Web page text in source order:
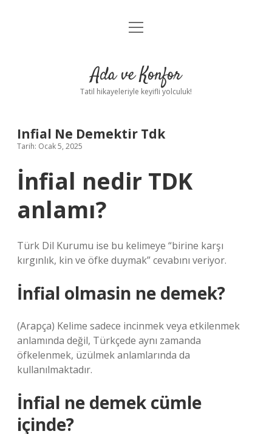
Anasayfa
Yasal Uyarı
menüyü
Ada ve Konfor
Tatil hikayeleriyle keyifli yolculuk!
Infial Ne Demektir Tdk
Tarih: Ocak 5, 2025
İnfial nedir TDK
anlamı?
Türk Dil Kurumu ise bu kelimeye “birine karşı
kırgınlık, kin ve öfke duymak” cevabını veriyor.
İnfial olmasin ne demek?
(Arapça) Kelime sadece incinmek veya etkilenmek
anlamında değil, Türkçede aynı zamanda
öfkelenmek, üzülmek anlamlarında da
kullanılmaktadır.
İnfial ne demek cümle
içinde?